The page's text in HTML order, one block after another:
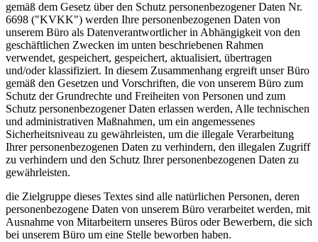
gemäß dem Gesetz über den Schutz personenbezogener Daten Nr.
6698 ("KVKK") werden Ihre personenbezogenen Daten von
unserem Büro als Datenverantwortlicher in Abhängigkeit von den
geschäftlichen Zwecken im unten beschriebenen Rahmen
verwendet, gespeichert, gespeichert, aktualisiert, übertragen
und/oder klassifiziert. In diesem Zusammenhang ergreift unser Büro
gemäß den Gesetzen und Vorschriften, die von unserem Büro zum
Schutz der Grundrechte und Freiheiten von Personen und zum
Schutz personenbezogener Daten erlassen werden, Alle technischen
und administrativen Maßnahmen, um ein angemessenes
Sicherheitsniveau zu gewährleisten, um die illegale Verarbeitung
Ihrer personenbezogenen Daten zu verhindern, den illegalen Zugriff
zu verhindern und den Schutz Ihrer personenbezogenen Daten zu
gewährleisten.
die Zielgruppe dieses Textes sind alle natürlichen Personen, deren
personenbezogene Daten von unserem Büro verarbeitet werden, mit
Ausnahme von Mitarbeitern unseres Büros oder Bewerbern, die sich
bei unserem Büro um eine Stelle beworben haben.